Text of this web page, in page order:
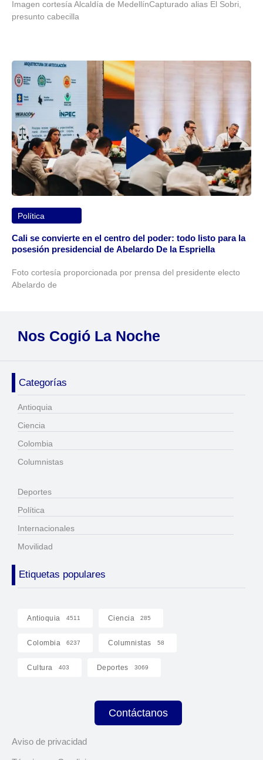
Imagen cortesía Alcaldía de MedellínCapturado alias El Sobri,
presunto cabecilla
Política
Cali se convierte en el centro del poder: todo listo para la
posesión presidencial de Abelardo De la Espriella
Foto cortesía proporcionada por prensa del presidente electo
Abelardo de
Nos Cogió La Noche
Categorías
Antioquia
Ciencia
Colombia
Columnistas
Deportes
Política
Internacionales
Movilidad
Etiquetas populares
Antioquia 4511 Ciencia 285
Colombia 6237 Columnistas 58
Cultura 403 Deportes 3069
Contáctanos
Aviso de privacidad